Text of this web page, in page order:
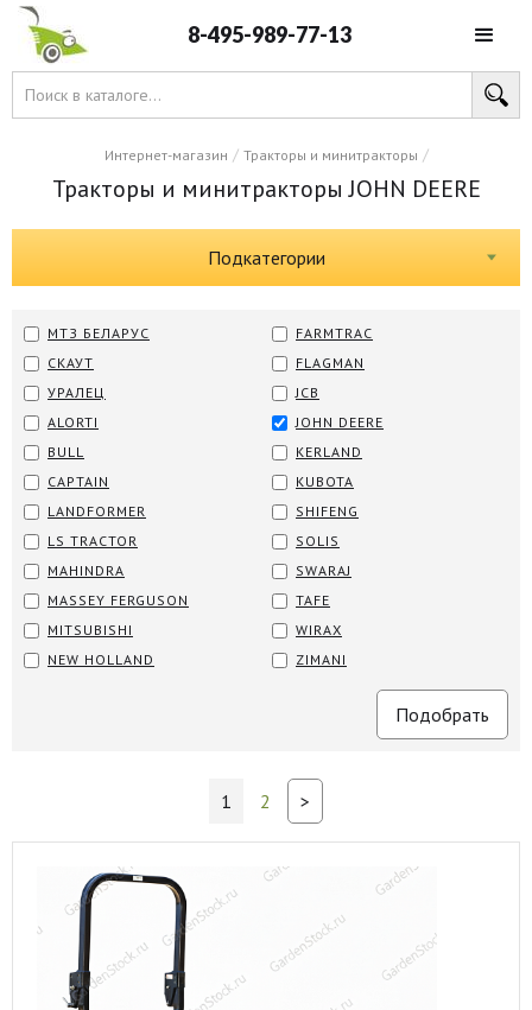
8-495-989-77-13
Интернет-магазин / Тракторы и минитракторы /
Тракторы и минитракторы JOHN DEERE
Подкатегории
МТЗ БЕЛАРУС
СКАУТ
УРАЛЕЦ
ALORTI
BULL
CAPTAIN
FARMTRAC
FLAGMAN
JCB
JOHN DEERE
KERLAND
KUBOTA
LANDFORMER
LS TRACTOR
MAHINDRA
MASSEY FERGUSON
MITSUBISHI
NEW HOLLAND
SHIFENG
SOLIS
SWARAJ
TAFE
WIRAX
ZIMANI
1 2 >